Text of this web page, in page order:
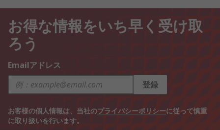
お得な情報をいち早く受け取
ろう
Emailアドレス
登録
お客様の個人情報は、当社のプライバシーポリシーに従って慎重
に取り扱いを行います。